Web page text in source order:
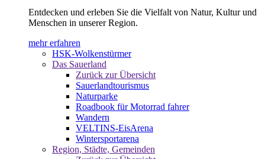
Entdecken und erleben Sie die Vielfalt von Natur, Kultur und
Menschen in unserer Region.
mehr erfahren
HSK-Wolkenstürmer
Das Sauerland
Zurück zur Übersicht
Sauerlandtourismus
Naturparke
Roadbook für Motorrad fahrer
Wandern
VELTINS-EisArena
Wintersportarena
Region, Städte, Gemeinden